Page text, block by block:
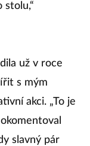
stolu,“
už v roce
s mým
akci. „To je
slavný pár